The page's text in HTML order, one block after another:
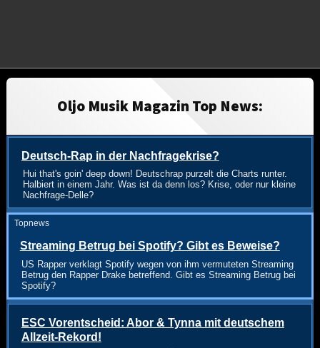
Oljo Musik Magazin Top News:
Deutsch-Rap in der Nachfragekrise?
Hui that's goin' deep down! Deutschrap purzelt die Charts runter.
Halbiert in einem Jahr. Was ist da denn los? Krise, oder nur kleine
Nachfrage-Delle?
Topnews
Streaming Betrug bei Spotify? Gibt es Beweise?
US Rapper verklagt Spotify wegen von ihm vermuteten Streaming
Betrug den Rapper Drake betreffend. Gibt es Streaming Betrug bei
Spotify?
ESC Vorentscheid: Abor & Tynna mit deutschem
Allzeit-Rekord!